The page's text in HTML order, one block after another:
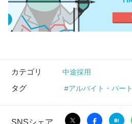
カテゴリ 中途採用
タグ アルバイト・パート
SNSシェア